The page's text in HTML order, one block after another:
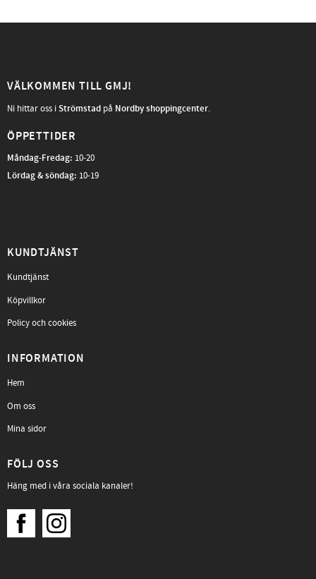
VÄLKOMMEN TILL GMJ!
Ni hittar oss iStrömstad på Nordby shoppingcenter.
ÖPPETTIDER
Måndag-Fredag: 10-20
Lördag & söndag: 10-19
KUNDTJÄNST
Kundtjänst
Köpvillkor
Policy och cookies
INFORMATION
Hem
Om oss
Mina sidor
FÖLJ OSS
Häng med i våra sociala kanaler!